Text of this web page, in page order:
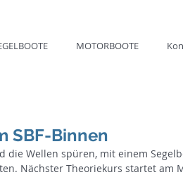
SBF-Binnen
die Wellen spüren, mit einem
Nächster Theoriekurs startet am
MOTORBOOTE